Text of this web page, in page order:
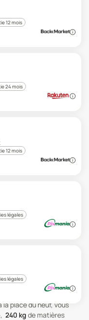
12 mois
24 mois
12 mois
légales
légales
place du neuf, vous
, 240 kg de matières